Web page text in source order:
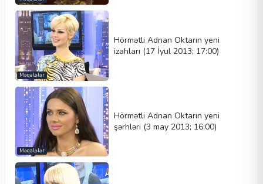
Məqalələr
Hörmətli Adnan Oktarın yeni
izahları (17 İyul 2013; 17:00)
Məqalələr
Hörmətli Adnan Oktarın yeni
şərhləri (3 may 2013; 16:00)